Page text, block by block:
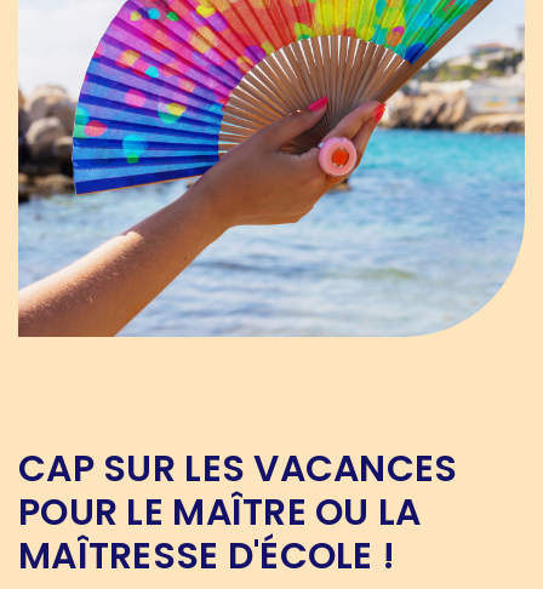
CAP SUR LES VACANCES
POUR LE MAÎTRE OU LA
MAÎTRESSE D'ÉCOLE !